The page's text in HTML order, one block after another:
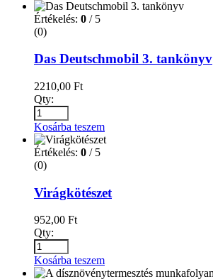
Értékelés: 0 / 5
(0)
Das Deutschmobil 3. tankönyv
2210,00 Ft
Qty:
Kosárba teszem
Értékelés: 0 / 5
(0)
Virágkötészet
952,00 Ft
Qty:
Kosárba teszem